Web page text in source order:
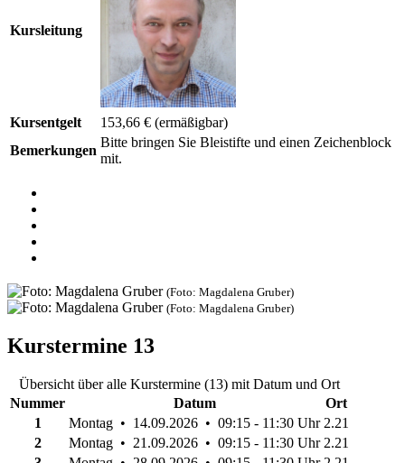
Kursleitung
Kursentgelt 153,66 € (ermäßigbar)
Bemerkungen
Bitte bringen Sie Bleistifte und einen Zeichenblock
mit.
(Foto: Magdalena Gruber)
(Foto: Magdalena Gruber)
Kurstermine 13
Übersicht über alle Kurstermine (13) mit Datum und Ort
Nummer
Datum
Ort
1
Montag • 14.09.2026 • 09:15 - 11:30 Uhr 2.21
2
Montag • 21.09.2026 • 09:15 - 11:30 Uhr 2.21